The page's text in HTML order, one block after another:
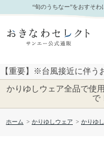
【送料無料】デイゴ柄 かりゆしウ
“旬のうちなー”をおすそ
【重要】※台風接近に伴
かりゆしウェア全品で使
で
ホーム > かりゆしウェア > かりゆ